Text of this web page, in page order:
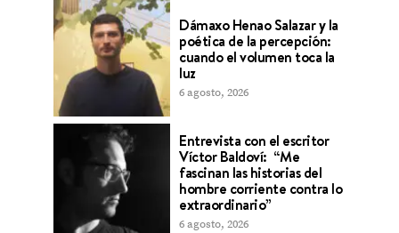
Dámaxo Henao Salazar y la
poética de la percepción:
cuando el volumen toca la
luz
6 agosto, 2026
Entrevista con el escritor
Víctor Baldoví: “Me
fascinan las historias del
hombre corriente contra lo
extraordinario”
6 agosto, 2026